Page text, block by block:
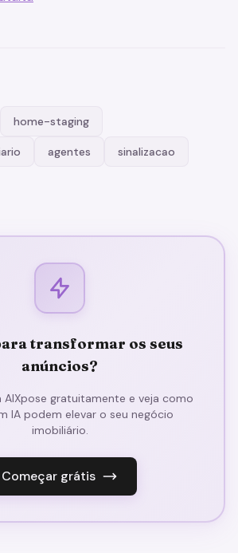
home-staging
agentes sinalizacao
transformar os seus
anúncios?
AIXpose gratuitamente e veja como
IA podem elevar o seu negócio
imobiliário.
Começar grátis